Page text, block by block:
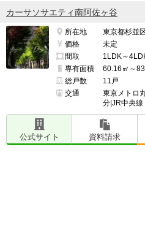
カーサソサエティ南阿佐ヶ谷
所在地
東京都杉並
価格
未定
間取
1LDK～
専有面積
60.16㎡～
総戸数
11戸
交通
東京メトロ
分|JR中央
公式サイト 資料請求